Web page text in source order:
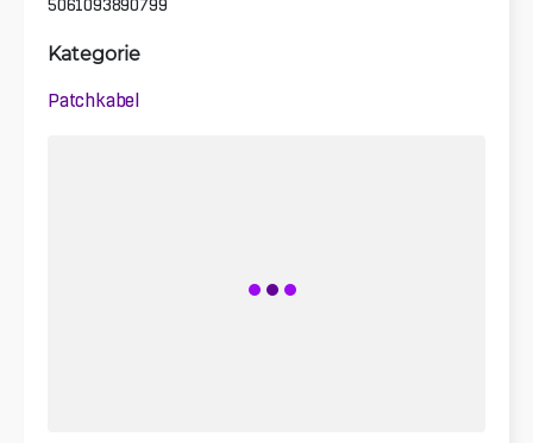
5061093890799
Kategorie
Patchkabel